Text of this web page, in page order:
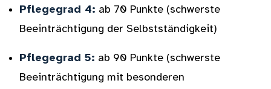
Pflegegrad 4: ab 70 Punkte (schwerste
Beeinträchtigung der Selbstständigkeit)
Pflegegrad 5: ab 90 Punkte (schwerste
Beeinträchtigung mit besonderen